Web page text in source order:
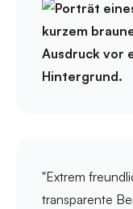
"Extrem
transparente